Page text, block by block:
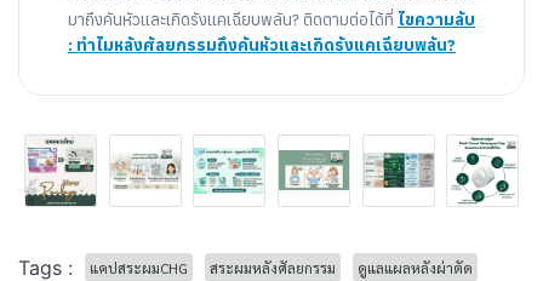
มาถึงคันหัวและเกิดรังแคเฉียบพลัน? ติดตามต่อได้ที่ ไขความลับ
: ทำไมหลังศัลยกรรมถึงคันหัวและเกิดรังแคเฉียบพลัน?
Tags : แคปสระผมCHG สระผมหลังศัลยกรรม
ดูแลแผลหลังผ่าตัด